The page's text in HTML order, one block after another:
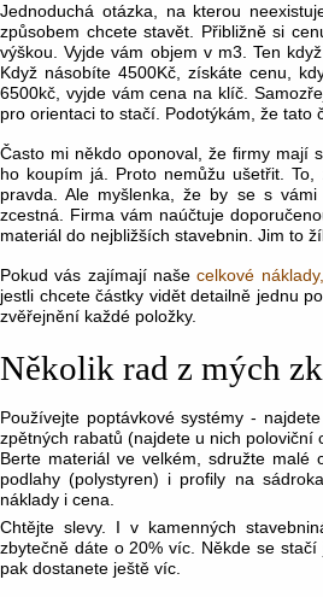
Jednoduchá otázka, na kterou
způsobem chcete stavět. Přibližně si
výškou. Vyjde vám objem v m3. Ten
Když násobíte 4500Kč, získáte cenu,
6500kč, vyjde vám cena na klíč.
pro orientaci to stačí. Podotýkám, že
Často mi někdo oponoval, že firmy mají
ho koupím já. Proto nemůžu ušetřit.
pravda. Ale myšlenka, že by se s
zcestná. Firma vám naúčtuje
materiál do nejbližších stavebnin. Jim to
Pokud vás zajímají našecelkové
jestli chcete částky vidět detailně jednu
zvěřejnění každé položky.
Několik rad z mých
Používejte poptávkové systémy -
zpětných rabatů (najdete u nich poloviční
Berte materiál ve velkém, sdružte malé
podlahy (polystyren) i profily na
náklady i cena.
Chtějte slevy. I v kamenných
zbytečně dáte o 20% víc. Někde se
pak dostanete ještě víc.